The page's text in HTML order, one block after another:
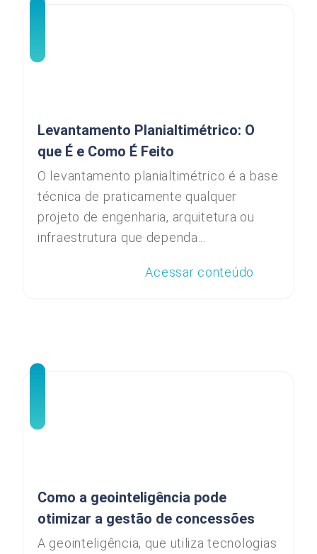
Levantamento Planialtimétrico: O
que É e Como É Feito
O levantamento planialtimétrico é a base
técnica de praticamente qualquer
projeto de engenharia, arquitetura ou
infraestrutura que dependa...
Acessar conteúdo
Como a geointeligência pode
otimizar a gestão de concessões
A geointeligência, que utiliza tecnologias